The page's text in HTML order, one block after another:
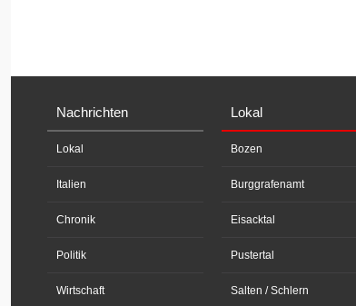
Nachrichten
Lokal
Italien
Chronik
Politik
Wirtschaft
Lokal
Bozen
Burggrafenamt
Eisacktal
Pustertal
Salten / Schlern